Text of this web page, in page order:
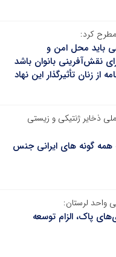
کرد:
باید محل امن و
نقش‌آفرینی بانوان باشد
از زنان تأثیرگذار این نهاد
ذخایر ژنتیکی و زیستی
همه گونه های ایرانی جنس
واحد لرستان:
پاک، الزام توسعه